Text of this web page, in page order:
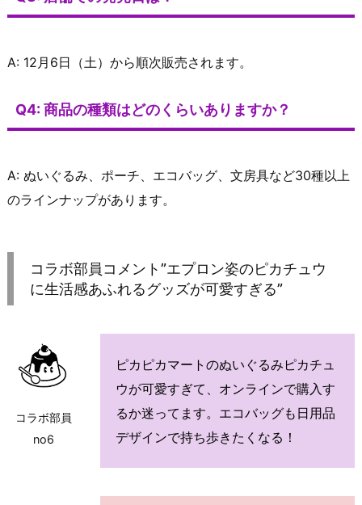
A: 12月6日（土）から順次販売されます。
Q4: 商品の種類はどのくらいありますか？
A: ぬいぐるみ、ポーチ、エコバッグ、文房具など30種以上
のラインナップがあります。
コラボ部員コメント”エプロン姿のピカチュウ
に生活感あふれるグッズが可愛すぎる”
コラボ部員
no6
ピカピカマートのぬいぐるみピカチュ
ウが可愛すぎて、オンラインで購入す
るか迷ってます。エコバッグも日用品
デザインで持ち歩きたくなる！